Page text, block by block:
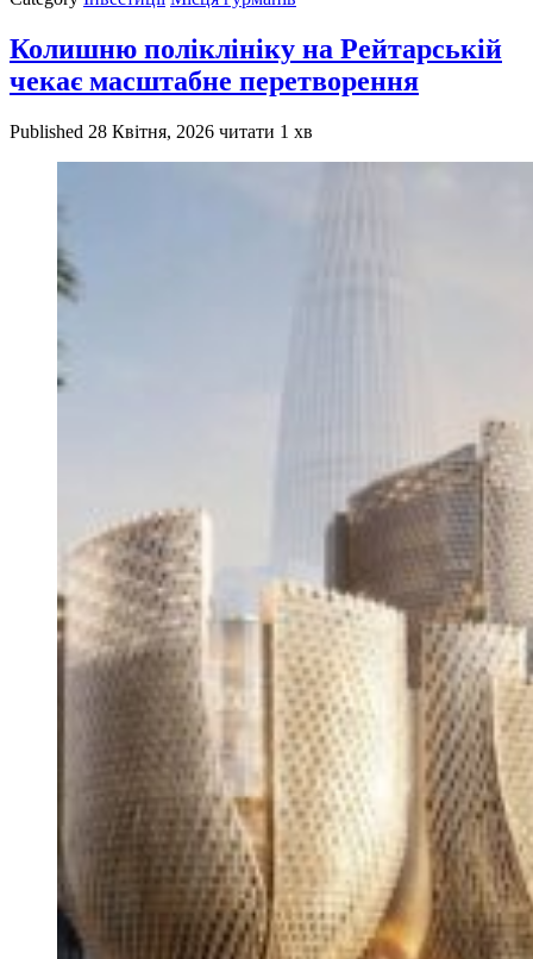
Колишню поліклініку на Рейтарській
чекає масштабне перетворення
Published 28 Квітня, 2026 читати 1 хв